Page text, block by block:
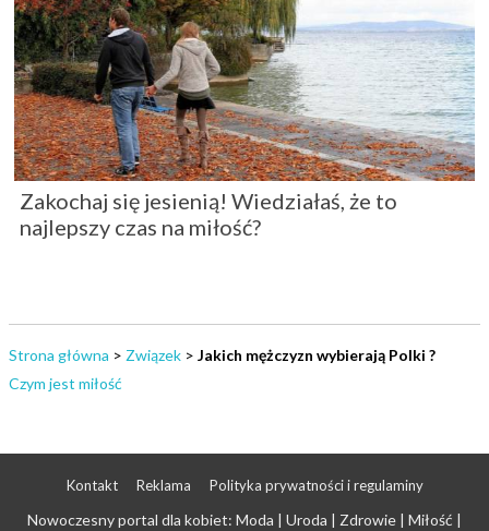
Zakochaj się jesienią! Wiedziałaś, że to
najlepszy czas na miłość?
Strona główna > Związek > Jakich mężczyzn wybierają Polki ?
Czym jest miłość
Kontakt Reklama Polityka prywatności i regulaminy
Nowoczesny portal dla kobiet: Moda | Uroda | Zdrowie | Miłość |